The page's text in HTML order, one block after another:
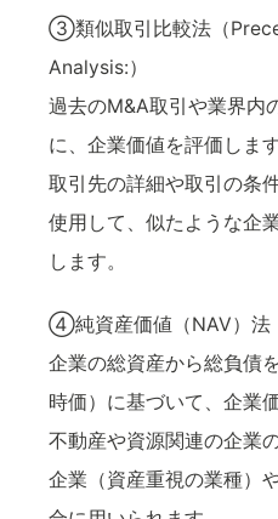
③類似取引比較法（
Analysis:）
過去のM&A取引や業界内
に、企業価値を評価します
取引先の詳細や取引の条
使用して、似たような企
します。
④純資産価値（NAV）法
企業の総資産から総負債
時価）に基づいて、企業
不動産や資源関連の企業
企業（資産重視の業種）